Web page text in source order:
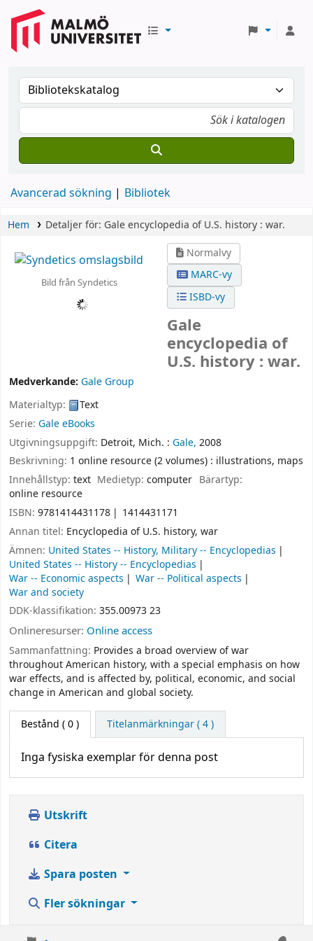
Avancerad sökning Bibliotek
Hem Detaljer för: Gale encyclopedia of U.S. history : war.
Bild från Syndetics
Normalvy
MARC-vy
ISBD-vy
Gale
encyclopedia of
U.S. history : war.
Medverkande: Gale Group
Materialtyp:
Text
Serie: Gale eBooks
Utgivningsuppgift: Detroit, Mich. : Gale, 2008
Beskrivning: 1 online resource (2 volumes) : illustrations, maps
Innehållstyp: text Medietyp:computer Bärartyp:
online resource
ISBN: 9781414431178
1414431171
Annan titel: Encyclopedia of U.S. history, war
Ämnen: United States -- History, Military -- Encyclopedias
United States -- History -- Encyclopedias
War -- Economic aspects
War -- Political aspects
War and society
DDK-klassifikation: 355.00973 23
Onlineresurser: Online access
Sammanfattning: Provides a broad overview of war
throughout American history, with a special emphasis on how
war effects, and is affected by, political, economic, and social
change in American and global society.
Bestånd ( 0 ) Titelanmärkningar ( 4 )
Inga fysiska exemplar för denna post
Utskrift
Citera
Spara posten
Fler sökningar